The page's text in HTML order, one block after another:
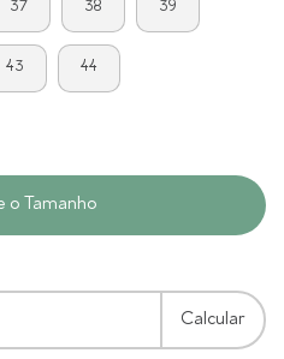
37 38 39
43 44
Calcular